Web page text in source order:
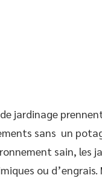
jardinage
sans un
sain, les
ou